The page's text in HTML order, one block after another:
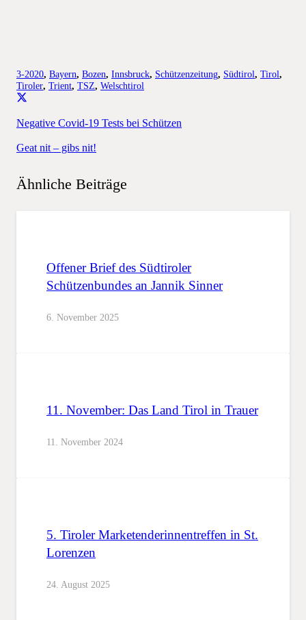
3-2020, Bayern, Bozen, Innsbruck, Schützenzeitung, Südtirol, Tirol,
Tiroler, Trient, TSZ, Welschtirol
Negative Covid-19 Tests bei Schützen
Geat nit – gibs nit!
Ähnliche Beiträge
Offener Brief des Südtiroler
Schützenbundes an Jannik Sinner
6. November 2025
11. November: Das Land Tirol in Trauer
11. November 2024
5. Tiroler Marketenderinnentreffen in St.
Lorenzen
24. August 2025